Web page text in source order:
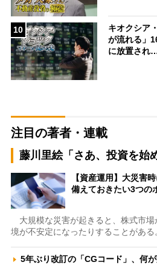
10
キオクシア
が流れる」
に放置され
注目の著者・連載
藤川里絵「さあ、投資を始
【資産運用】大災害
備えておきたい3つの
大規模な災害が起きると、株式市場
境が不安定になったりすることがあ
5年ぶり改訂の「CGコード」、何